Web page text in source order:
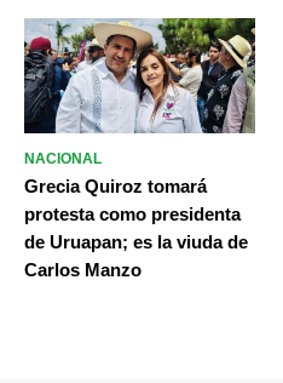
NACIONAL
Grecia Quiroz tomará
protesta como presidenta
de Uruapan; es la viuda de
Carlos Manzo